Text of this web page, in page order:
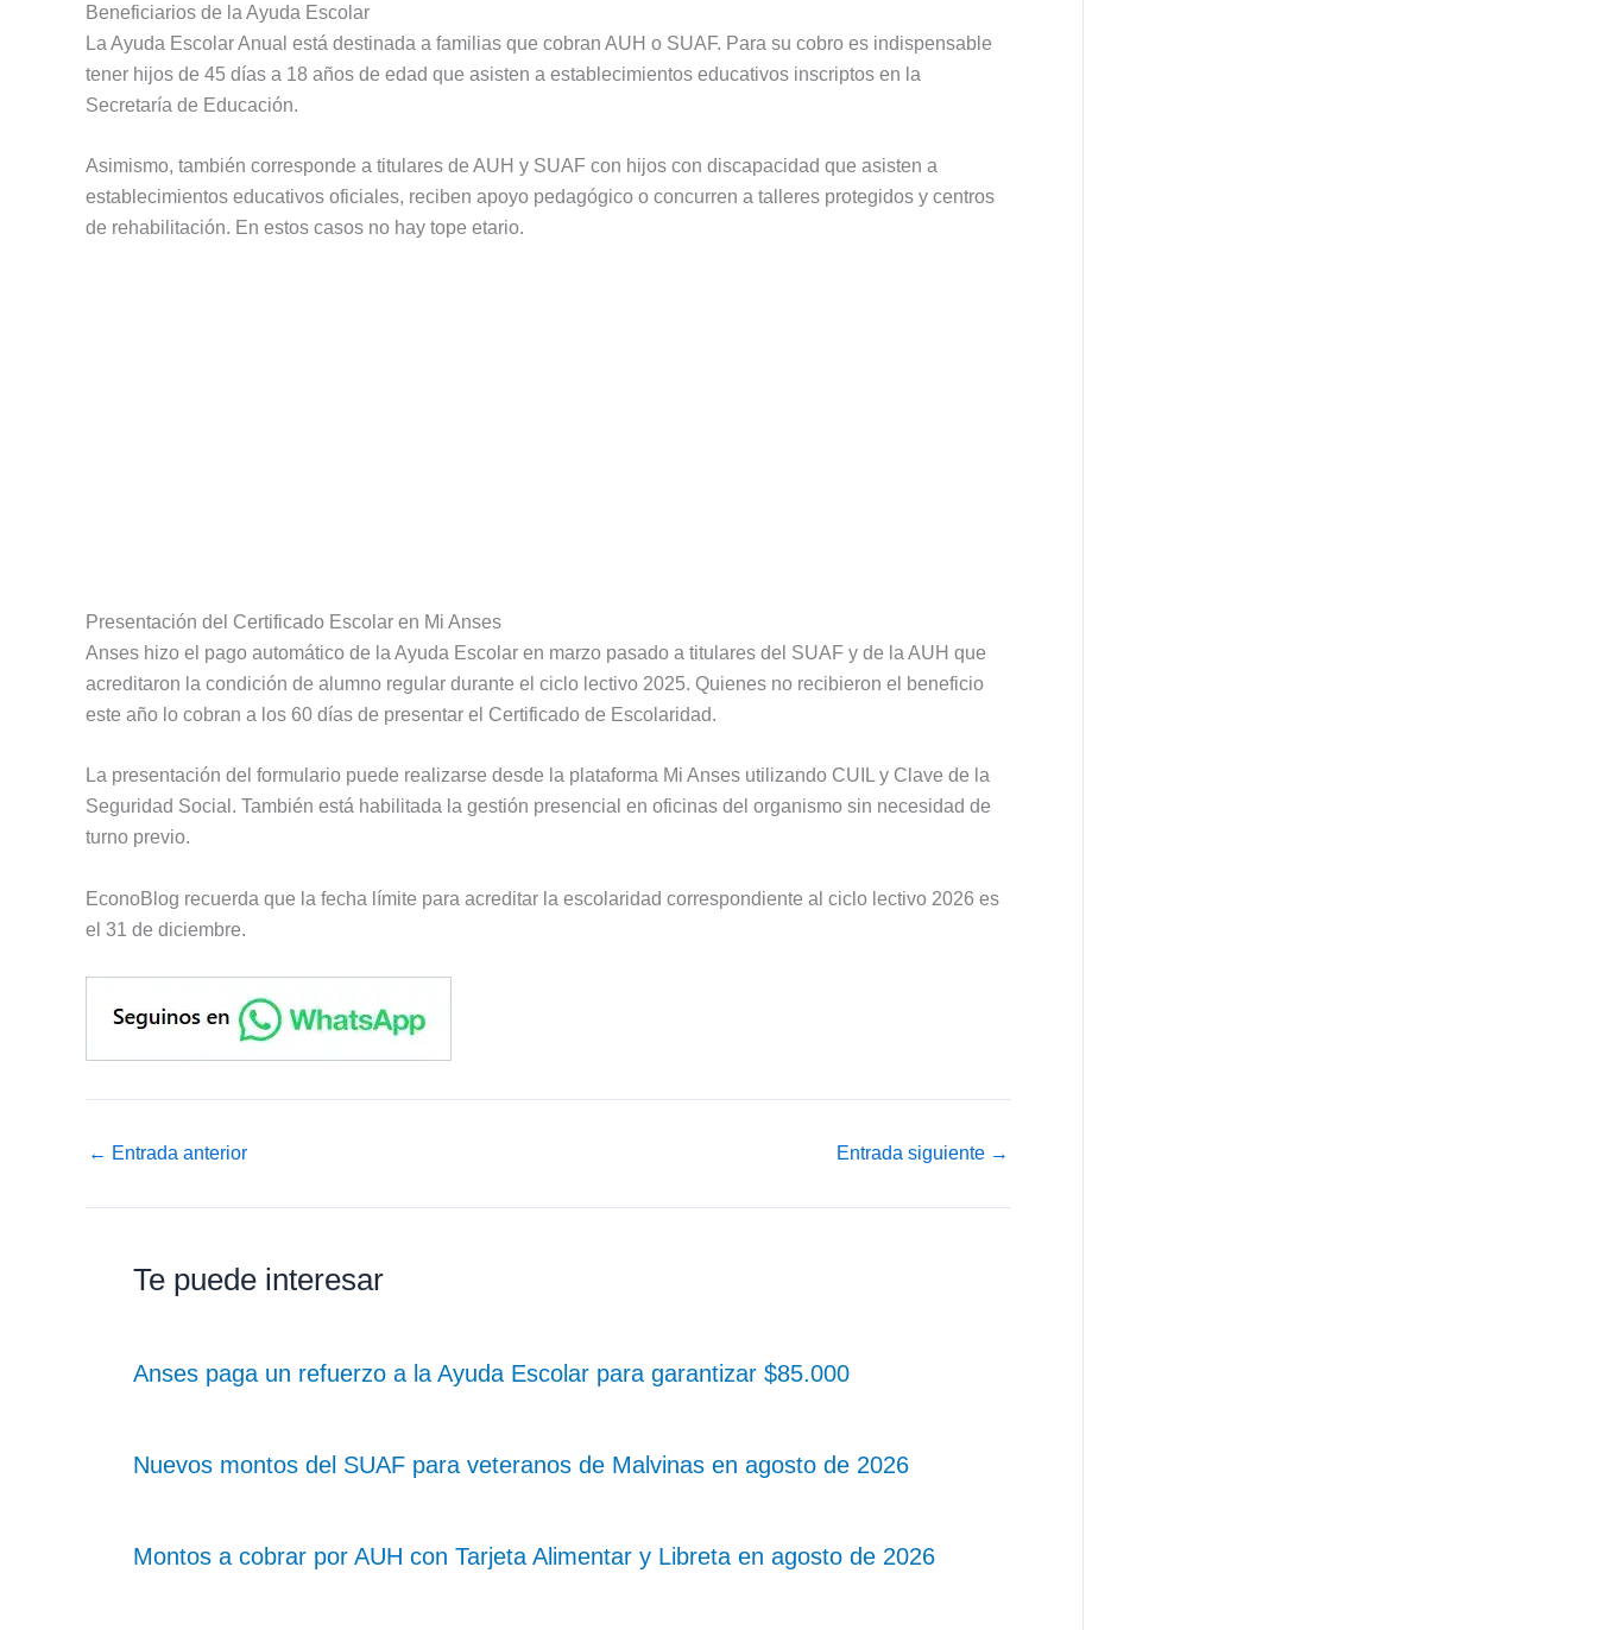
Beneficiarios de la Ayuda Escolar
La Ayuda Escolar Anual está destinada a familias que cobran AUH o SUAF. Para su cobro es indispensable
tener hijos de 45 días a 18 años de edad que asisten a establecimientos educativos inscriptos en la
Secretaría de Educación.
Asimismo, también corresponde a titulares de AUH y SUAF con hijos con discapacidad que asisten a
establecimientos educativos oficiales, reciben apoyo pedagógico o concurren a talleres protegidos y centros
de rehabilitación. En estos casos no hay tope etario.
Presentación del Certificado Escolar en Mi Anses
Anses hizo el pago automático de la Ayuda Escolar en marzo pasado a titulares del SUAF y de la AUH que
acreditaron la condición de alumno regular durante el ciclo lectivo 2025. Quienes no recibieron el beneficio
este año lo cobran a los 60 días de presentar el Certificado de Escolaridad.
La presentación del formulario puede realizarse desde la plataforma Mi Anses utilizando CUIL y Clave de la
Seguridad Social. También está habilitada la gestión presencial en oficinas del organismo sin necesidad de
turno previo.
EconoBlog recuerda que la fecha límite para acreditar la escolaridad correspondiente al ciclo lectivo 2026 es
el 31 de diciembre.
← Entrada anterior Entrada siguiente →
Te puede interesar
Anses paga un refuerzo a la Ayuda Escolar para garantizar $85.000
Nuevos montos del SUAF para veteranos de Malvinas en agosto de 2026
Montos a cobrar por AUH con Tarjeta Alimentar y Libreta en agosto de 2026